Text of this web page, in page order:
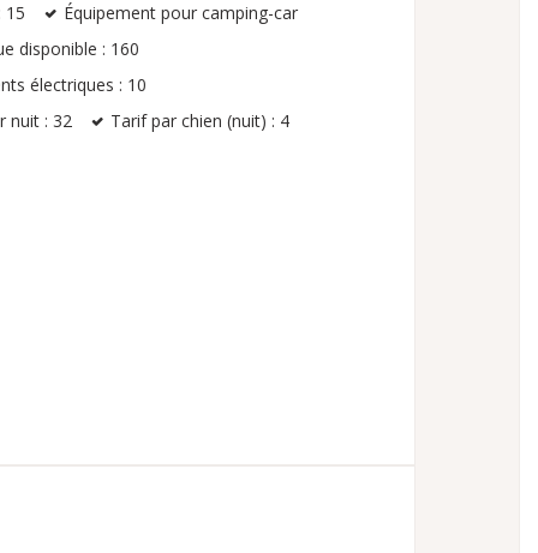
15
Équipement pour camping-car
disponible : 160
électriques : 10
nuit : 32
Tarif par chien (nuit) : 4